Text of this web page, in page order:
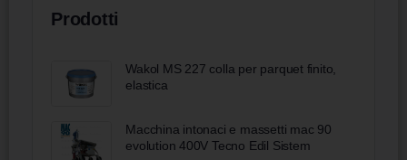
Prodotti
Wakol MS 227 colla per parquet finito,
elastica
Macchina intonaci e massetti mac 90
evolution 400V Tecno Edil Sistem